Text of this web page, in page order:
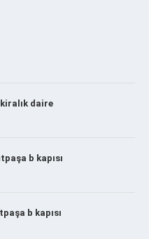
daire
b kapısı
b kapısı